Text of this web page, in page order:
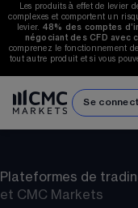
Les produits à effet de levier
complexes et comportent un
levier. 48% des comptes
négociant des CFD avec
comprenez le fonctionnement
tout autre produit et si vous
Se
Plateformes de
et CMC Markets